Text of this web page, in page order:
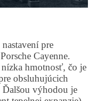
pre
Cayenne.
hmotnosť, čo je
obsluhujúcich
výhodou je